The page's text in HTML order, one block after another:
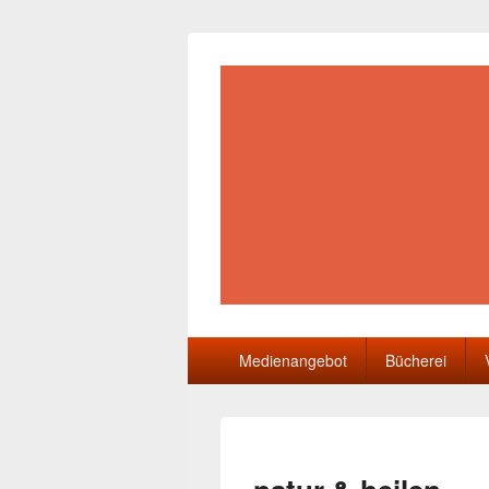
Primäres
Menü Medienangebot Bücherei